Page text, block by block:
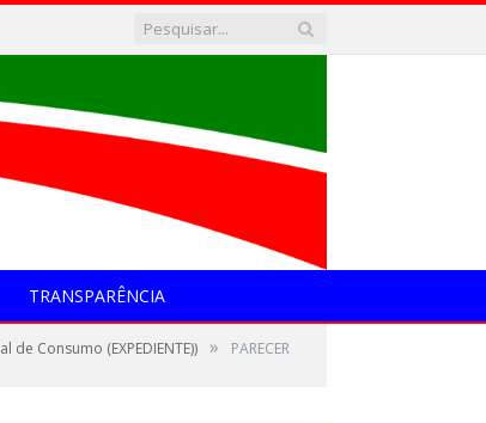
TRANSPARÊNCIA
Consumo (EXPEDIENTE)) » PARECER